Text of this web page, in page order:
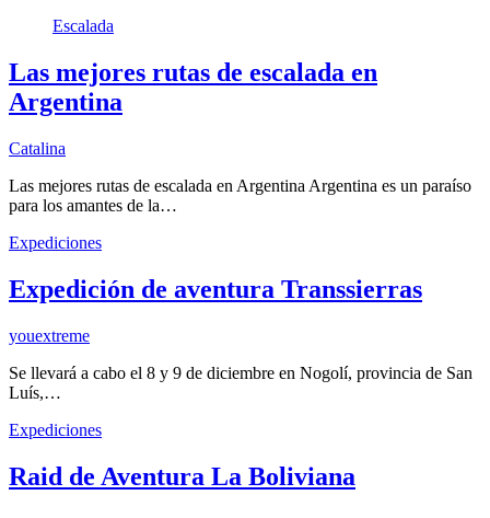
Escalada
Las mejores rutas de escalada en
Argentina
Catalina
Las mejores rutas de escalada en Argentina Argentina es un paraíso
para los amantes de la…
Expediciones
Expedición de aventura Transsierras
youextreme
Se llevará a cabo el 8 y 9 de diciembre en Nogolí, provincia de San
Luís,…
Expediciones
Raid de Aventura La Boliviana